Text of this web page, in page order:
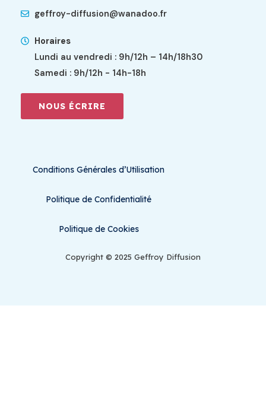
geffroy-diffusion@wanadoo.fr
Horaires
Lundi au vendredi : 9h/12h – 14h/18h30
Samedi : 9h/12h - 14h-18h
NOUS ÉCRIRE
Conditions Générales d’Utilisation
Politique de Confidentialité
Politique de Cookies
Copyright © 2025 Geffroy Diffusion